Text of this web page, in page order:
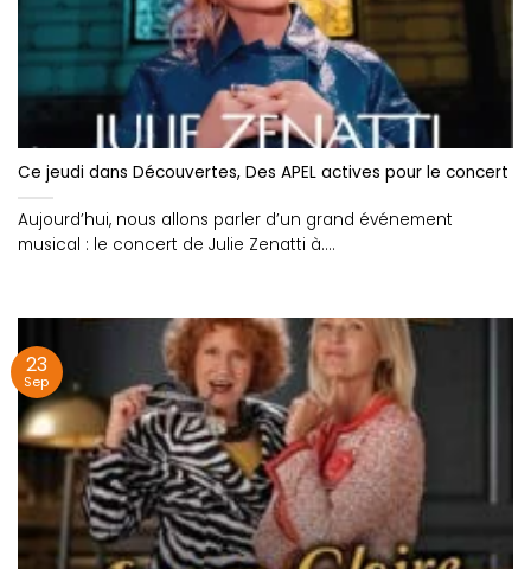
Ce jeudi dans Découvertes, Des APEL actives pour le concert
Aujourd’hui, nous allons parler d’un grand événement
musical : le concert de Julie Zenatti à....
23
Sep